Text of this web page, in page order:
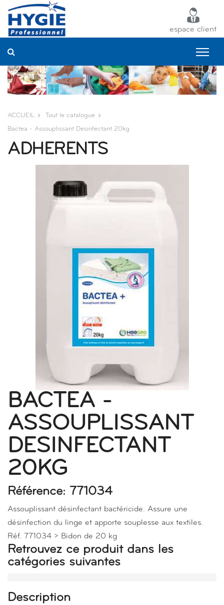
espace client
ACCUEIL Tout le catalogue
Bactea - Assouplissant Desinfectant 20kg
ADHERENTS
BACTEA -
ASSOUPLISSANT
DESINFECTANT
20KG
Référence: 771034
Assouplissant désinfectant bactéricide. Assure une
désinfection du linge et apporte souplesse aux textiles.
Réf. 771034 > Bidon de 20 kg
Retrouvez ce produit dans les
catégories suivantes
Description
Panneau de gestion des cookies